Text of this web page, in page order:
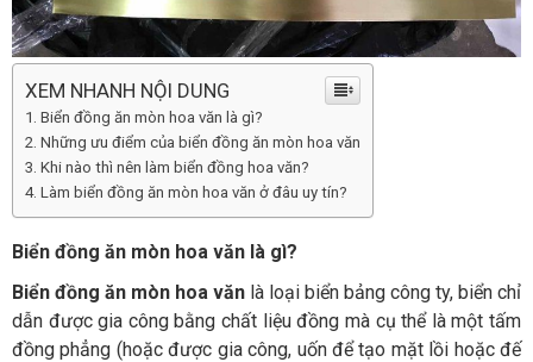
XEM NHANH NỘI DUNG
Biển đồng ăn mòn hoa văn là gì?
Những ưu điểm của biển đồng ăn mòn hoa văn
Khi nào thì nên làm biển đồng hoa văn?
Làm biển đồng ăn mòn hoa văn ở đâu uy tín?
Biển đồng ăn mòn hoa văn là gì?
Biển đồng ăn mòn hoa văn là loại biển bảng công ty, biển chỉ
dẫn được gia công bằng chất liệu đồng mà cụ thể là một tấm
đồng phẳng (hoặc được gia công, uốn để tạo mặt lồi hoặc đế